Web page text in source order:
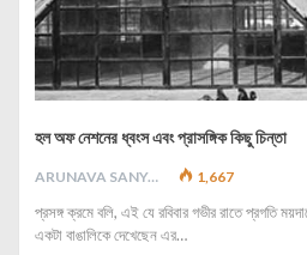
হল অফ নেশনের ধ্বংস এবং প্রাসঙ্গিক কিছু চিন্তা
ARUNAVA SANYAL 1,667
প্রসঙ্গ ক্রমে বলি, এই যে রবিবার গভীর রাতে প্রগতি
একটা বাঙালিকে দেখেছেন এর…